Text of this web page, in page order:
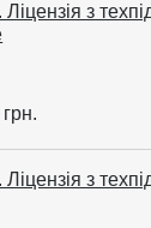
з
грн.
з